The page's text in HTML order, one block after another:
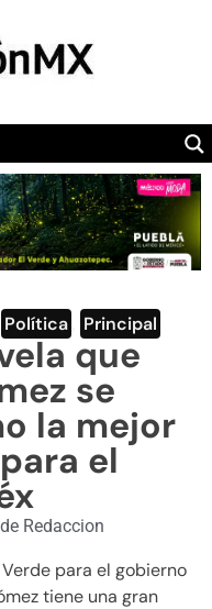
Política Principal
que
se
la mejor
el
Redaccion
para el gobierno
tiene una gran